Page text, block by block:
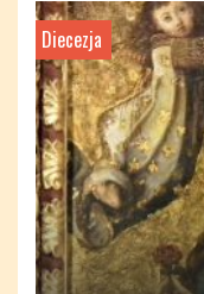
Diecezja